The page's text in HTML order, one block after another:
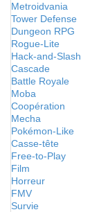
Metroidvania
Tower Defense
Dungeon RPG
Rogue-Lite
Hack-and-Slash
Cascade
Battle Royale
Moba
Coopération
Mecha
Pokémon-Like
Casse-tête
Free-to-Play
Film
Horreur
FMV
Survie